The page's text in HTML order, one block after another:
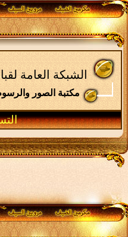
الشبكة العامة
مكتبة الصور